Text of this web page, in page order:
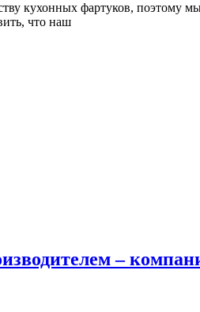
кухонных фартуков,
что наш
–